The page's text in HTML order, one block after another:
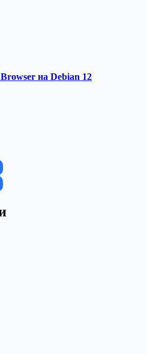
на Debian 12